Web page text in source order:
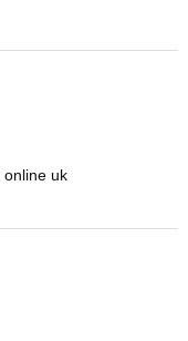
online uk